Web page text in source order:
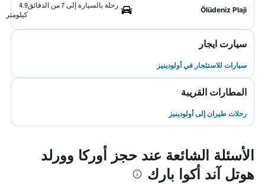
Ölüdeniz Plaji
رحلة بالسيارة إلى 7 من الدقائق
4.9
كيلومتر
سيارت ايجار
سيارات للاستئجار في أولودينيز
المطارات القريبة
رحلات طيران إلى أولودينيز
الأسئلة الشائعة عند حجز أوركا وورلد
هوتل آند أكوا بارك